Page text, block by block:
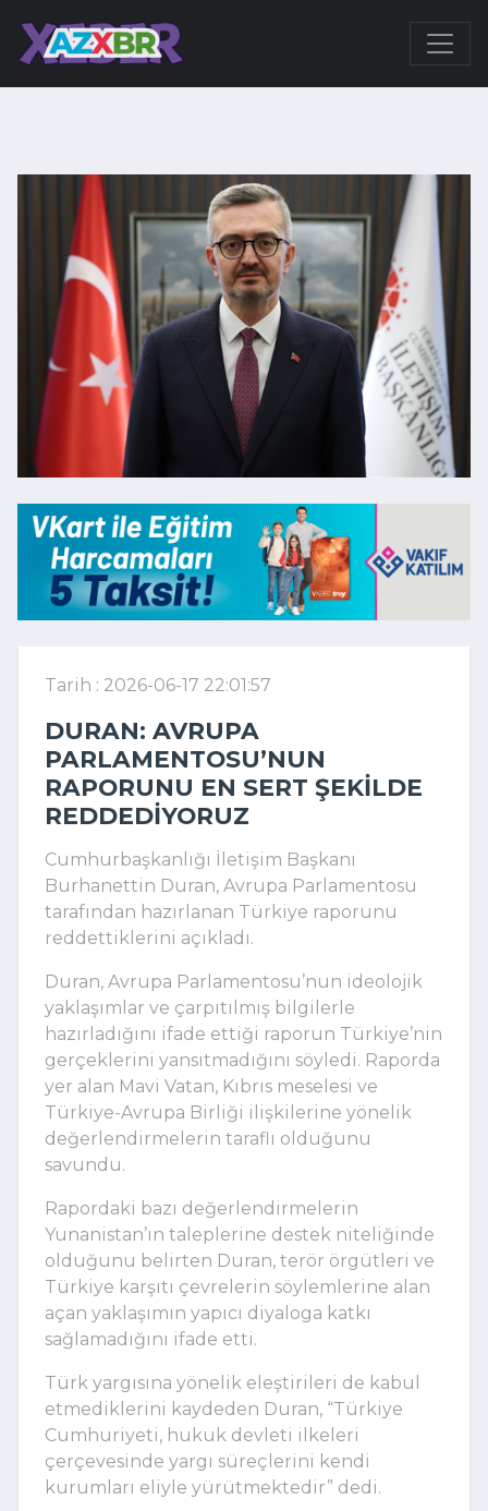
Tarih : 2026-06-17 22:01:57
DURAN: AVRUPA
PARLAMENTOSU’NUN
RAPORUNU EN SERT ŞEKILDE
REDDEDIYORUZ
Cumhurbaşkanlığı İletişim Başkanı
Burhanettin Duran, Avrupa Parlamentosu
tarafından hazırlanan Türkiye raporunu
reddettiklerini açıkladı.
Duran, Avrupa Parlamentosu’nun ideolojik
yaklaşımlar ve çarpıtılmış bilgilerle
hazırladığını ifade ettiği raporun Türkiye’nin
gerçeklerini yansıtmadığını söyledi. Raporda
yer alan Mavi Vatan, Kıbrıs meselesi ve
Türkiye-Avrupa Birliği ilişkilerine yönelik
değerlendirmelerin taraflı olduğunu
savundu.
Rapordaki bazı değerlendirmelerin
Yunanistan’ın taleplerine destek niteliğinde
olduğunu belirten Duran, terör örgütleri ve
Türkiye karşıtı çevrelerin söylemlerine alan
açan yaklaşımın yapıcı diyaloga katkı
sağlamadığını ifade etti.
Türk yargısına yönelik eleştirileri de kabul
etmediklerini kaydeden Duran, “Türkiye
Cumhuriyeti, hukuk devleti ilkeleri
çerçevesinde yargı süreçlerini kendi
kurumları eliyle yürütmektedir” dedi.